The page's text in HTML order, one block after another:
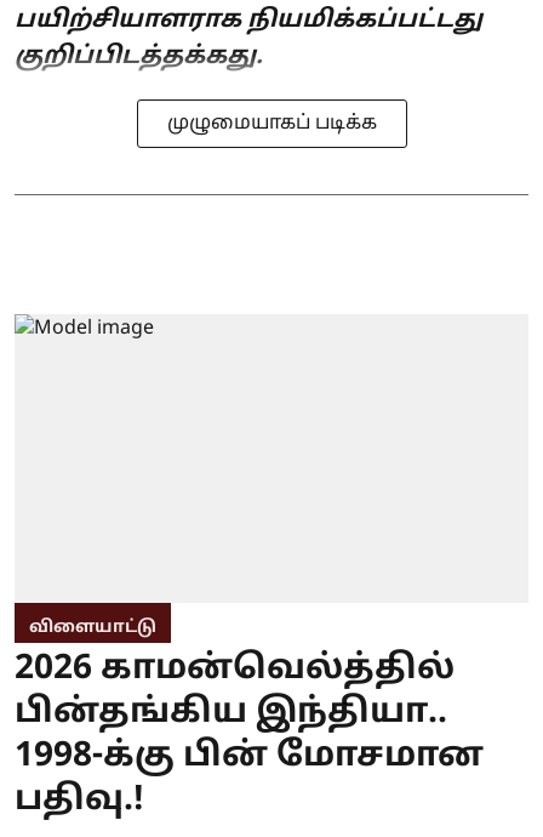
பயிற்சியாளராக நியமிக்கப்பட்டது
குறிப்பிடத்தக்கது.
முழுமையாகப் படிக்க
விளையாட்டு
2026 காமன்வெல்த்தில்
பின்தங்கிய இந்தியா..
1998-க்கு பின் மோசமான
பதிவு.!